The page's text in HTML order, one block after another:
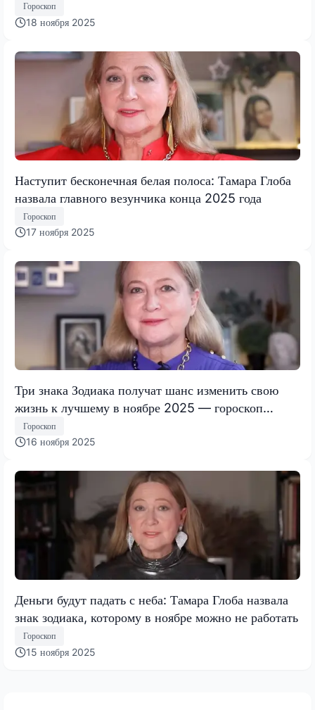
Гороскоп
18 ноября 2025
Наступит бесконечная белая полоса: Тамара Глоба
назвала главного везунчика конца 2025 года
Гороскоп
17 ноября 2025
Три знака Зодиака получат шанс изменить свою
жизнь к лучшему в ноябре 2025 — гороскоп
Тамары Глобы
Гороскоп
16 ноября 2025
Деньги будут падать с неба: Тамара Глоба назвала
знак зодиака, которому в ноябре можно не работать
Гороскоп
15 ноября 2025